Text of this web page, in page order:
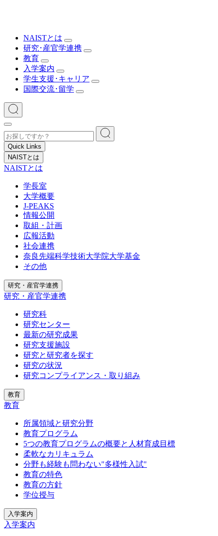
NAISTとは
研究･産官学連携
教育
入学案内
学生支援･キャリア
国際交流･留学
Quick Links
NAISTとは
NAISTとは
学長室
大学概要
J-PEAKS
情報公開
取組・計画
広報活動
社会連携
奈良先端科学技術大学院大学基金
その他
研究・産官学連携
研究・産官学連携
研究科
研究センター
最新の研究成果
研究支援施設
研究と研究者を探す
研究の状況
研究コンプライアンス・取り組み
教育
教育
所属領域と研究分野
教育プログラム
5つの教育プログラムの概要と人材育成目標
柔軟なカリキュラム
分野も経験も問わない"多様性入試"
教育の特色
教育の方針
学位授与
入学案内
入学案内